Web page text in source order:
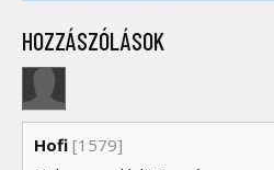
HOZZÁSZÓLÁSOK
Hofi [1579]